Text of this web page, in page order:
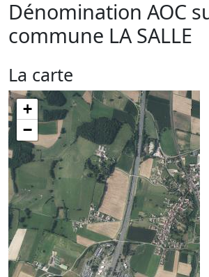
Dénomination AOC
commune LA SALLE
La carte
+
−